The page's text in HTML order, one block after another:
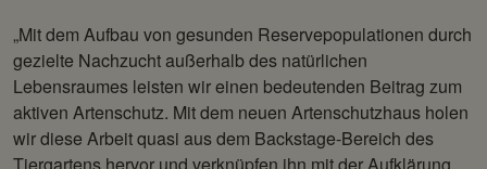
„Mit dem Aufbau von gesunden Reservepopulationen durch
gezielte Nachzucht außerhalb des natürlichen
Lebensraumes leisten wir einen bedeutenden Beitrag zum
aktiven Artenschutz. Mit dem neuen Artenschutzhaus holen
wir diese Arbeit quasi aus dem Backstage-Bereich des